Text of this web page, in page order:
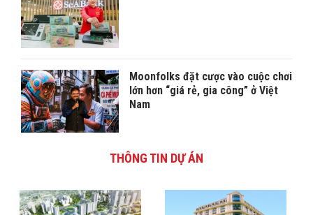
Moonfolks đặt cược vào cuộc chơi
lớn hơn “giá rẻ, gia công” ở Việt
Nam
THÔNG TIN DỰ ÁN